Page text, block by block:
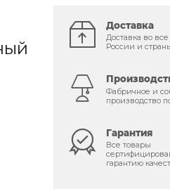
Доставка
Доставка во
России и
Фабричное и
производство
Гарантия
Все товары
гарантию